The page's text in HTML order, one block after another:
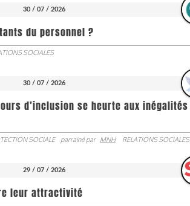
30 / 07 / 2026
du personnel ?
SOCIALES
30 / 07 / 2026
d’inclusion se heurte aux inégalités
SOCIALE parrainé par MNH RELATIONS SOCIALES
29 / 07 / 2026
leur attractivité